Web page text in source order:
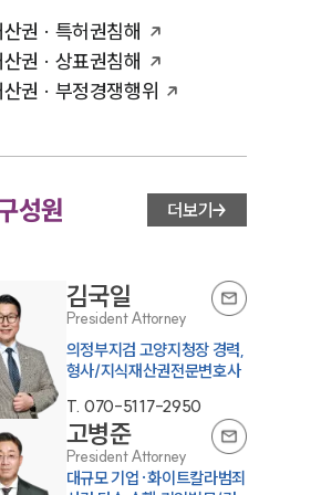
권 · 특허권침해
권 · 상표권침해
권 · 부정경쟁행위
성원 더보기
김국일
President Attorney
의정부지검 고양지청장 경력,
형사/지식재산권전문변호사
T. 070-5117-2950
고병준
President Attorney
대규모 기업·화이트칼라범죄